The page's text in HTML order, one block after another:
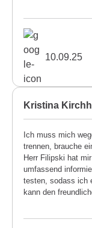
10.09.25
Kristina
Ich muss mich
trennen, brauche
Herr Filipski hat
umfassend
testen, sodass ich
kann den